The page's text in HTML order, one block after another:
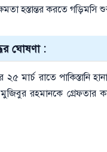
ক্ষমতা হস্তান্তর করতে গড়িমসি
ঘোষণা :
মার্চ রাতে পাকিস্তানি
রহমানকে গ্রেফতার